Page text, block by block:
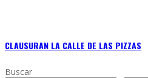
CLAUSURAN LA CALLE DE LAS PIZZAS
Buscar